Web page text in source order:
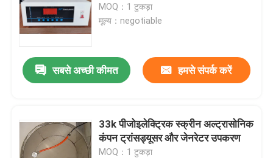
MOQ：1 टुकड़ा
मूल्य：negotiable
सबसे अच्छी कीमत हमसे संपर्क करें
33k पीजोइलेक्ट्रिक स्क्रीन अल्ट्रासोनिक
कंपन ट्रांसड्यूसर और जेनरेटर उपकरण
MOQ：1 टुकड़ा